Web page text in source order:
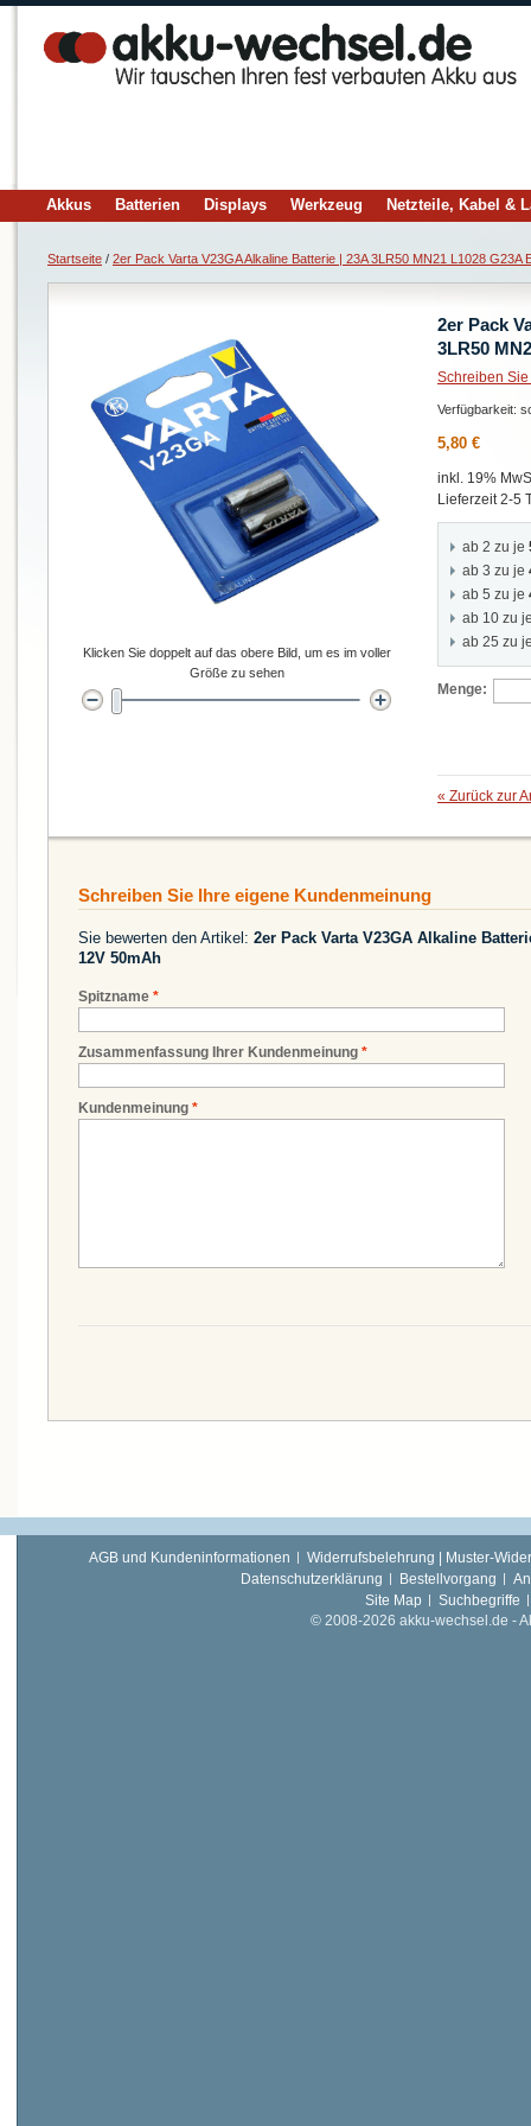
Akkus Batterien Displays Werkzeug Netzteile, Kabel &
Startseite / 2er Pack Varta V23GA Alkaline Batterie | 23A 3LR50 MN21 L1028 G23A
2er Pack
3LR50
Schreiben
Verfügbarkeit:
5,80 €
inkl. 19%
Lieferzeit 2-5
ab 2 zu je
ab 3 zu je
ab 5 zu je
ab 10 zu
ab 25 zu
Menge:
« Zurück zur
Klicken Sie doppelt auf das obere Bild, um es im voller
Größe zu sehen
Schreiben Sie Ihre eigene Kundenmeinung
Sie bewerten den Artikel: 2er Pack Varta V23GA Alkaline
12V 50mAh
*
Spitzname
*
Zusammenfassung Ihrer Kundenmeinung
*
Kundenmeinung
AGB und Kundeninformationen
Widerrufsbelehrung | Muster-
Datenschutzerklärung
Bestellvorgang
Site Map
Suchbegriffe
© 2008-2026 akku-wechsel.de -